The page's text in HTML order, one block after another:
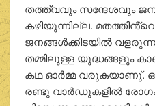
തത്ത്വവും സന്ദേശവും
കഴിയുന്നില്ല.
ജനങ്ങള്‍ക്കിടയില്‍
തമ്മിലുള്ള യുദ്ധങ്ങളും
കഥ ഓര്‍മ്മ വരുകയാണു്.
രണ്ടു വാര്‍ഡുകളില്‍